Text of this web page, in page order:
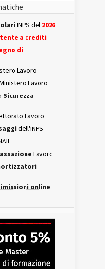
INPS del 2026
a crediti
di
Lavoro
Lavoro
Sicurezza
Lavoro
dell'INPS
Lavoro
online